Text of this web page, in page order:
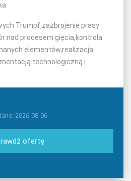
Trumpf,zazbrojenie prasy
nad procesem gięcia,kontrola
elementów,realizacja
technologiczną i
2026-08-06
ofertę